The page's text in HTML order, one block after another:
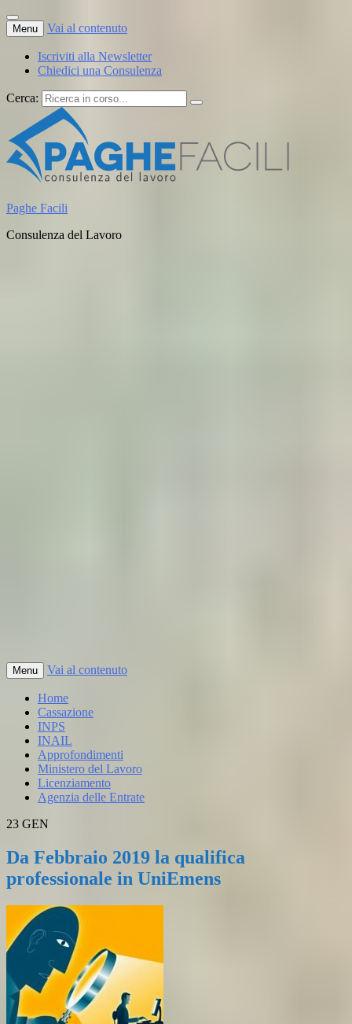
Menu Vai al contenuto
Iscriviti alla Newsletter
Chiedici una Consulenza
Cerca:
Paghe Facili
Consulenza del Lavoro
Menu Vai al contenuto
Home
Cassazione
INPS
INAIL
Approfondimenti
Ministero del Lavoro
Licenziamento
Agenzia delle Entrate
23 GEN
Da Febbraio 2019 la qualifica
professionale in UniEmens